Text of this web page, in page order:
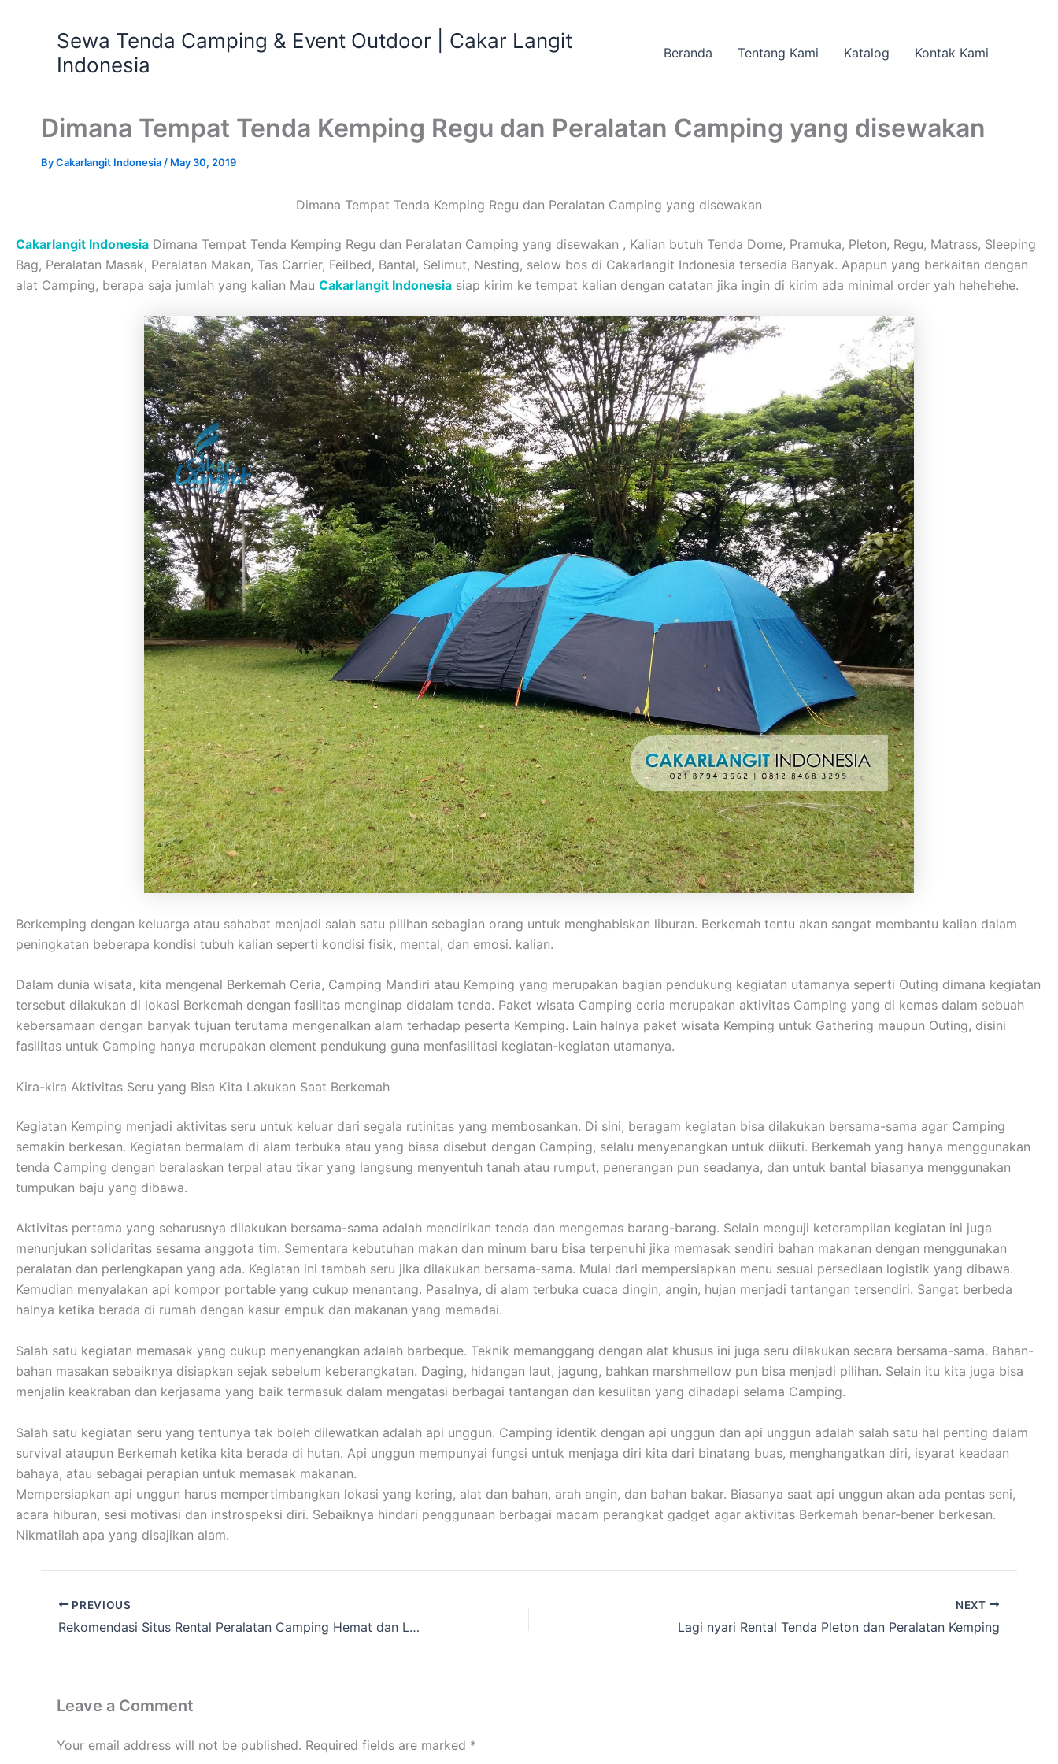
Sewa Tenda Camping & Event Outdoor | Cakar Langit
Indonesia
Beranda Tentang Kami Katalog Kontak Kami
Dimana Tempat Tenda Kemping Regu dan Peralatan Camping yang disewakan
ByCakarlangit Indonesia / May 30, 2019
Dimana Tempat Tenda Kemping Regu dan Peralatan Camping yang disewakan
Cakarlangit Indonesia Dimana Tempat Tenda Kemping Regu dan Peralatan Camping yang disewakan , Kalian butuh Tenda Dome, Pramuka, Pleton, Regu, Matrass, Sleeping
Bag, Peralatan Masak, Peralatan Makan, Tas Carrier, Feilbed, Bantal, Selimut, Nesting, selow bos di Cakarlangit Indonesia tersedia Banyak. Apapun yang berkaitan dengan
alat Camping, berapa saja jumlah yang kalian Mau Cakarlangit Indonesia siap kirim ke tempat kalian dengan catatan jika ingin di kirim ada minimal order yah hehehehe.
Berkemping dengan keluarga atau sahabat menjadi salah satu pilihan sebagian orang untuk menghabiskan liburan. Berkemah tentu akan sangat membantu kalian dalam
peningkatan beberapa kondisi tubuh kalian seperti kondisi fisik, mental, dan emosi. kalian.
Dalam dunia wisata, kita mengenal Berkemah Ceria, Camping Mandiri atau Kemping yang merupakan bagian pendukung kegiatan utamanya seperti Outing dimana kegiatan
tersebut dilakukan di lokasi Berkemah dengan fasilitas menginap didalam tenda. Paket wisata Camping ceria merupakan aktivitas Camping yang di kemas dalam sebuah
kebersamaan dengan banyak tujuan terutama mengenalkan alam terhadap peserta Kemping. Lain halnya paket wisata Kemping untuk Gathering maupun Outing, disini
fasilitas untuk Camping hanya merupakan element pendukung guna menfasilitasi kegiatan-kegiatan utamanya.
Kira-kira Aktivitas Seru yang Bisa Kita Lakukan Saat Berkemah
Kegiatan Kemping menjadi aktivitas seru untuk keluar dari segala rutinitas yang membosankan. Di sini, beragam kegiatan bisa dilakukan bersama-sama agar Camping
semakin berkesan. Kegiatan bermalam di alam terbuka atau yang biasa disebut dengan Camping, selalu menyenangkan untuk diikuti. Berkemah yang hanya menggunakan
tenda Camping dengan beralaskan terpal atau tikar yang langsung menyentuh tanah atau rumput, penerangan pun seadanya, dan untuk bantal biasanya menggunakan
tumpukan baju yang dibawa.
Aktivitas pertama yang seharusnya dilakukan bersama-sama adalah mendirikan tenda dan mengemas barang-barang. Selain menguji keterampilan kegiatan ini juga
menunjukan solidaritas sesama anggota tim. Sementara kebutuhan makan dan minum baru bisa terpenuhi jika memasak sendiri bahan makanan dengan menggunakan
peralatan dan perlengkapan yang ada. Kegiatan ini tambah seru jika dilakukan bersama-sama. Mulai dari mempersiapkan menu sesuai persediaan logistik yang dibawa.
Kemudian menyalakan api kompor portable yang cukup menantang. Pasalnya, di alam terbuka cuaca dingin, angin, hujan menjadi tantangan tersendiri. Sangat berbeda
halnya ketika berada di rumah dengan kasur empuk dan makanan yang memadai.
Salah satu kegiatan memasak yang cukup menyenangkan adalah barbeque. Teknik memanggang dengan alat khusus ini juga seru dilakukan secara bersama-sama. Bahan-
bahan masakan sebaiknya disiapkan sejak sebelum keberangkatan. Daging, hidangan laut, jagung, bahkan marshmellow pun bisa menjadi pilihan. Selain itu kita juga bisa
menjalin keakraban dan kerjasama yang baik termasuk dalam mengatasi berbagai tantangan dan kesulitan yang dihadapi selama Camping.
Salah satu kegiatan seru yang tentunya tak boleh dilewatkan adalah api unggun. Camping identik dengan api unggun dan api unggun adalah salah satu hal penting dalam
survival ataupun Berkemah ketika kita berada di hutan. Api unggun mempunyai fungsi untuk menjaga diri kita dari binatang buas, menghangatkan diri, isyarat keadaan
bahaya, atau sebagai perapian untuk memasak makanan.
Mempersiapkan api unggun harus mempertimbangkan lokasi yang kering, alat dan bahan, arah angin, dan bahan bakar. Biasanya saat api unggun akan ada pentas seni,
acara hiburan, sesi motivasi dan instrospeksi diri. Sebaiknya hindari penggunaan berbagai macam perangkat gadget agar aktivitas Berkemah benar-bener berkesan.
Nikmatilah apa yang disajikan alam.
PREVIOUS
Rekomendasi Situs Rental Peralatan Camping Hemat dan Lengkap
NEXT
Lagi nyari Rental Tenda Pleton dan Peralatan Kemping
Leave a Comment
Your email address will not be published. Required fields are marked *